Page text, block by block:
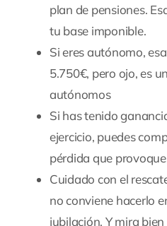
plan de pensiones.
tu base imponible.
Si eres autónomo,
5.750€, pero ojo, es
autónomos
Si has tenido
ejercicio, puedes
pérdida que
Cuidado con el
no conviene hacerlo
jubilación. Y mira